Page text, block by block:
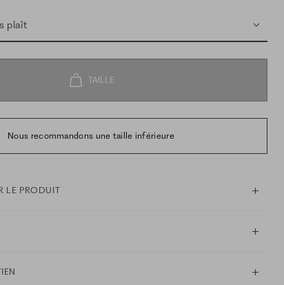
plaît
Nous recommandons une taille inférieure
LE PRODUIT